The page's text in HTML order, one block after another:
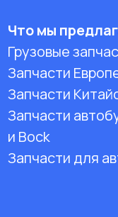
Что мы
Грузовые
Запчасти
Запчасти
Запчасти
и Bock
Запчасти для